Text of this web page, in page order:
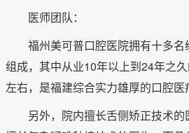
医师团队：
福州美可普口腔医院拥有十多
组成，其中从业10年以上到24年之
左右，是福建综合实力雄厚的口腔医
另外，院内擅长舌侧矫正技术